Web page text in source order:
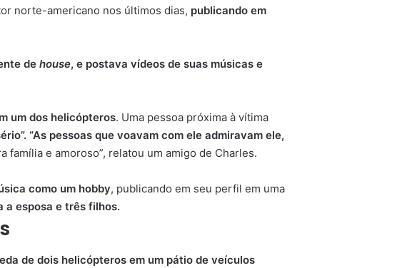
norte-americano nos últimos dias, publicando em
de house, e postava vídeos de suas músicas e
um dos helicópteros. Uma pessoa próxima à vítima
“As pessoas que voavam com ele admiravam ele,
família e amoroso”, relatou um amigo de Charles.
como um hobby, publicando em seu perfil em uma
a esposa e três filhos.
de dois helicópteros em um pátio de veículos